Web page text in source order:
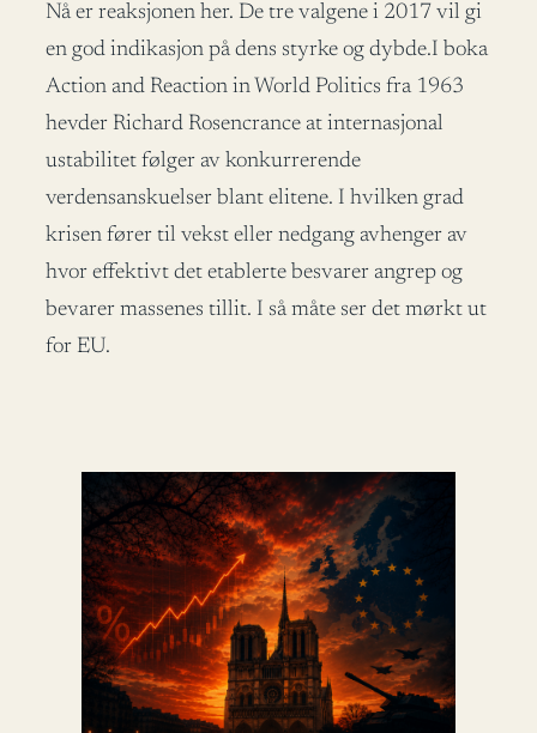
Nå er reaksjonen her. De tre valgene i 2017 vil gi
en god indikasjon på dens styrke og dybde.I boka
Action and Reaction in World Politics fra 1963
hevder Richard Rosencrance at internasjonal
ustabilitet følger av konkurrerende
verdensanskuelser blant elitene. I hvilken grad
krisen fører til vekst eller nedgang avhenger av
hvor effektivt det etablerte besvarer angrep og
bevarer massenes tillit. I så måte ser det mørkt ut
for EU.